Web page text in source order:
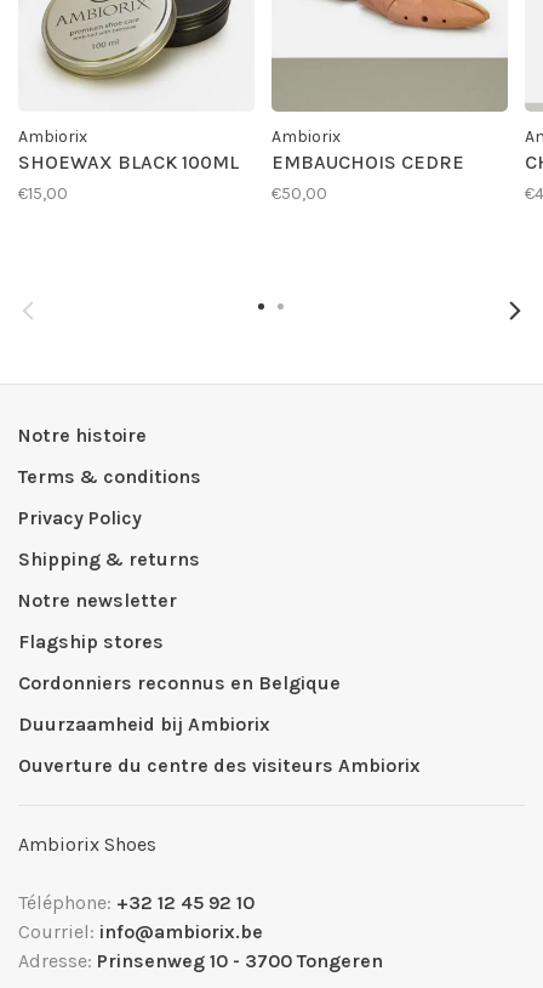
Ambiorix
SHOEWAX BLACK 100ML
€15,00
Ambiorix
EMBAUCHOIS CEDRE
€50,00
Notre histoire
Terms & conditions
Privacy Policy
Shipping & returns
Notre newsletter
Flagship stores
Cordonniers reconnus en Belgique
Duurzaamheid bij Ambiorix
Ouverture du centre des visiteurs Ambiorix
Ambiorix Shoes
Téléphone: +32 12 45 92 10
Courriel: info@ambiorix.be
Adresse: Prinsenweg 10 - 3700 Tongeren